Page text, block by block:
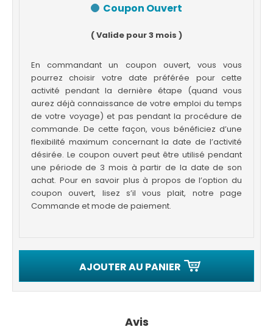
Coupon Ouvert
( Valide pour 3 mois )
En commandant un coupon ouvert, vous vous
pourrez choisir votre date préférée pour cette
activité pendant la dernière étape (quand vous
aurez déjà connaissance de votre emploi du temps
de votre voyage) et pas pendant la procédure de
commande. De cette façon, vous bénéficiez d’une
flexibilité maximum concernant la date de l’activité
désirée. Le coupon ouvert peut être utilisé pendant
une période de 3 mois à partir de la date de son
achat. Pour en savoir plus à propos de l’option du
coupon ouvert, lisez s’il vous plait, notre page
Commande et mode de paiement.
AJOUTER AU PANIER
Avis